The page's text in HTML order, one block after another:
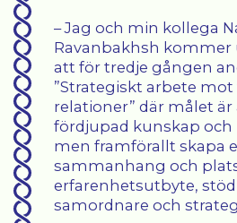
– Jag och min kollega
Ravanbakhsh kommer
att för tredje gången
”Strategiskt arbete mot
relationer” där målet är
fördjupad kunskap
men framförallt skapa
sammanhang och
erfarenhetsutbyte,
samordnare och